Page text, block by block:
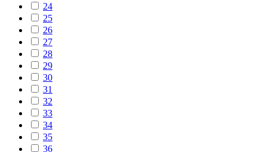
24
25
26
27
28
29
30
31
32
33
34
35
36